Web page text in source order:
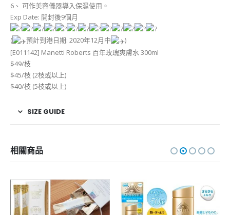
6、 可作美容儀器導入保濕使用。
Exp Date: 開封後9個月
( 預計到港日期: 2020年12月中
)
[E011142] Manetti Roberts 百年玫瑰爽膚水 300ml
$49/枝
$45/枝 (2枝或以上)
$40/枝 (5枝或以上)
SIZE GUIDE
相關商品